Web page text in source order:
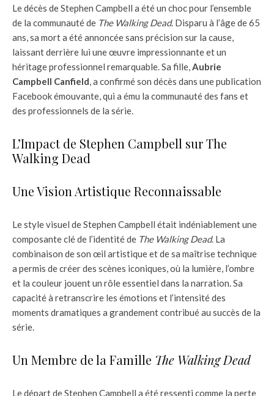
Le décès de Stephen Campbell a été un choc pour l’ensemble
de la communauté de The Walking Dead. Disparu à l’âge de 65
ans, sa mort a été annoncée sans précision sur la cause,
laissant derrière lui une œuvre impressionnante et un
héritage professionnel remarquable. Sa fille,Aubrie
Campbell Canfield, a confirmé son décès dans une publication
Facebook émouvante, qui a ému la communauté des fans et
des professionnels de la série.
L’Impact de Stephen Campbell sur The
Walking Dead
Une Vision Artistique Reconnaissable
Le style visuel de Stephen Campbell était indéniablement une
composante clé de l’identité de The Walking Dead. La
combinaison de son œil artistique et de sa maîtrise technique
a permis de créer des scènes iconiques, où la lumière, l’ombre
et la couleur jouent un rôle essentiel dans la narration. Sa
capacité à retranscrire les émotions et l’intensité des
moments dramatiques a grandement contribué au succès de la
série.
Un Membre de la Famille The Walking Dead
Le départ de Stephen Campbell a été ressenti comme la perte